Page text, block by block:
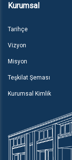
Kurumsal
Tarihçe
Vizyon
Misyon
Teşkilat Şeması
Kurumsal Kimlik